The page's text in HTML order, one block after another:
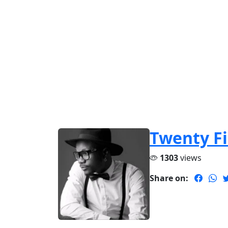
Twenty
1303views
Share on: